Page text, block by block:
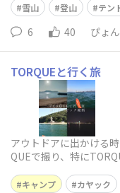
雪山 登山 テン
6 40 ぴょ
TORQUEと行く旅
アウトドアに出かける
QUEで撮り、特に
キャンプ カヤック